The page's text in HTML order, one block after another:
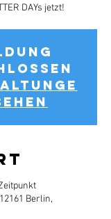
DAYs jetzt!
Berlin,